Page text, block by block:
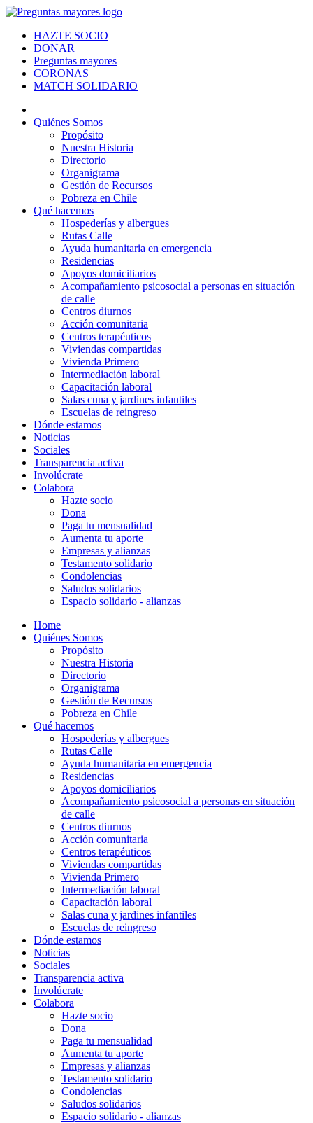
HAZTE SOCIO
DONAR
Preguntas mayores
CORONAS
MATCH SOLIDARIO
Quiénes Somos
Propósito
Nuestra Historia
Directorio
Organigrama
Gestión de Recursos
Pobreza en Chile
Qué hacemos
Hospederías y albergues
Rutas Calle
Ayuda humanitaria en emergencia
Residencias
Apoyos domiciliarios
Acompañamiento psicosocial a personas en situación
de calle
Centros diurnos
Acción comunitaria
Centros terapéuticos
Viviendas compartidas
Vivienda Primero
Intermediación laboral
Capacitación laboral
Salas cuna y jardines infantiles
Escuelas de reingreso
Dónde estamos
Noticias
Sociales
Transparencia activa
Involúcrate
Colabora
Hazte socio
Dona
Paga tu mensualidad
Aumenta tu aporte
Empresas y alianzas
Testamento solidario
Condolencias
Saludos solidarios
Espacio solidario - alianzas
Home
Quiénes Somos
Propósito
Nuestra Historia
Directorio
Organigrama
Gestión de Recursos
Pobreza en Chile
Qué hacemos
Hospederías y albergues
Rutas Calle
Ayuda humanitaria en emergencia
Residencias
Apoyos domiciliarios
Acompañamiento psicosocial a personas en situación
de calle
Centros diurnos
Acción comunitaria
Centros terapéuticos
Viviendas compartidas
Vivienda Primero
Intermediación laboral
Capacitación laboral
Salas cuna y jardines infantiles
Escuelas de reingreso
Dónde estamos
Noticias
Sociales
Transparencia activa
Involúcrate
Colabora
Hazte socio
Dona
Paga tu mensualidad
Aumenta tu aporte
Empresas y alianzas
Testamento solidario
Condolencias
Saludos solidarios
Espacio solidario - alianzas